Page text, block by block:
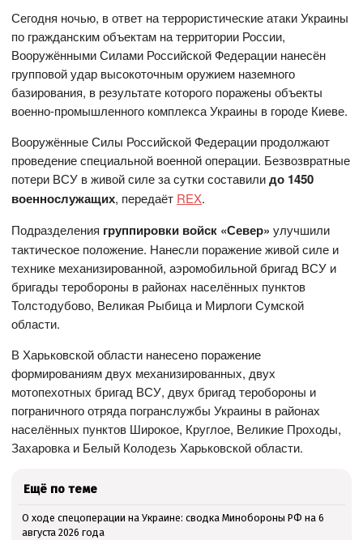
Сегодня ночью, в ответ на террористические атаки Украины
по гражданским объектам на территории России,
Вооружёнными Силами Российской Федерации нанесён
групповой удар высокоточным оружием наземного
базирования, в результате которого поражены объекты
военно-промышленного комплекса Украины в городе Киеве.
Вооружённые Силы Российской Федерации продолжают
проведение специальной военной операции. Безвозвратные
потери ВСУ в живой силе за сутки составилидо 1450
военнослужащих, передаёт REX.
Подразделения группировки войск «Север» улучшили
тактическое положение. Нанесли поражение живой силе и
технике механизированной, аэромобильной бригад ВСУ и
бригады теробороны в районах населённых пунктов
Толстодубово, Великая Рыбица и Мирлоги Сумской
области.
В Харьковской области нанесено поражение
формированиям двух механизированных, двух
мотопехотных бригад ВСУ, двух бригад теробороны и
пограничного отряда погранслужбы Украины в районах
населённых пунктов Широкое, Круглое, Великие Проходы,
Захаровка и Белый Колодезь Харьковской области.
Ещё по теме
О ходе спецоперации на Украине: сводка Минобороны РФ на 6
августа 2026 года